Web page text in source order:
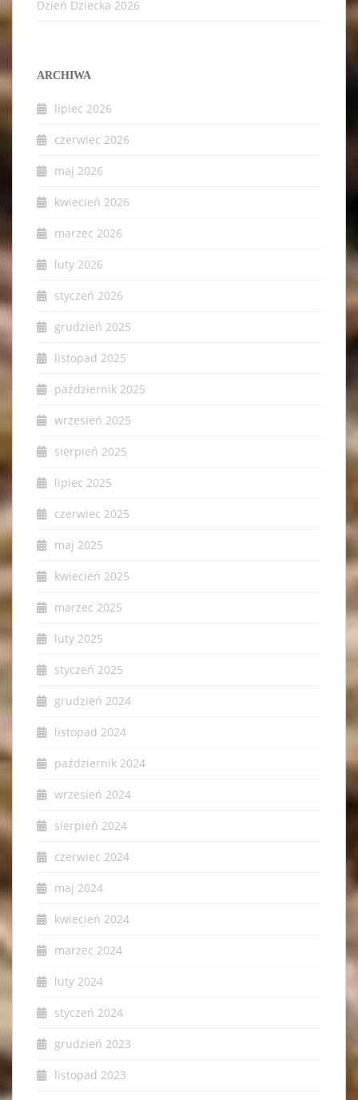
Dzień Dziecka 2026
ARCHIWA
lipiec 2026
czerwiec 2026
maj 2026
kwiecień 2026
marzec 2026
luty 2026
styczeń 2026
grudzień 2025
listopad 2025
październik 2025
wrzesień 2025
sierpień 2025
lipiec 2025
czerwiec 2025
maj 2025
kwiecień 2025
marzec 2025
luty 2025
styczeń 2025
grudzień 2024
listopad 2024
październik 2024
wrzesień 2024
sierpień 2024
czerwiec 2024
maj 2024
kwiecień 2024
marzec 2024
luty 2024
styczeń 2024
grudzień 2023
listopad 2023